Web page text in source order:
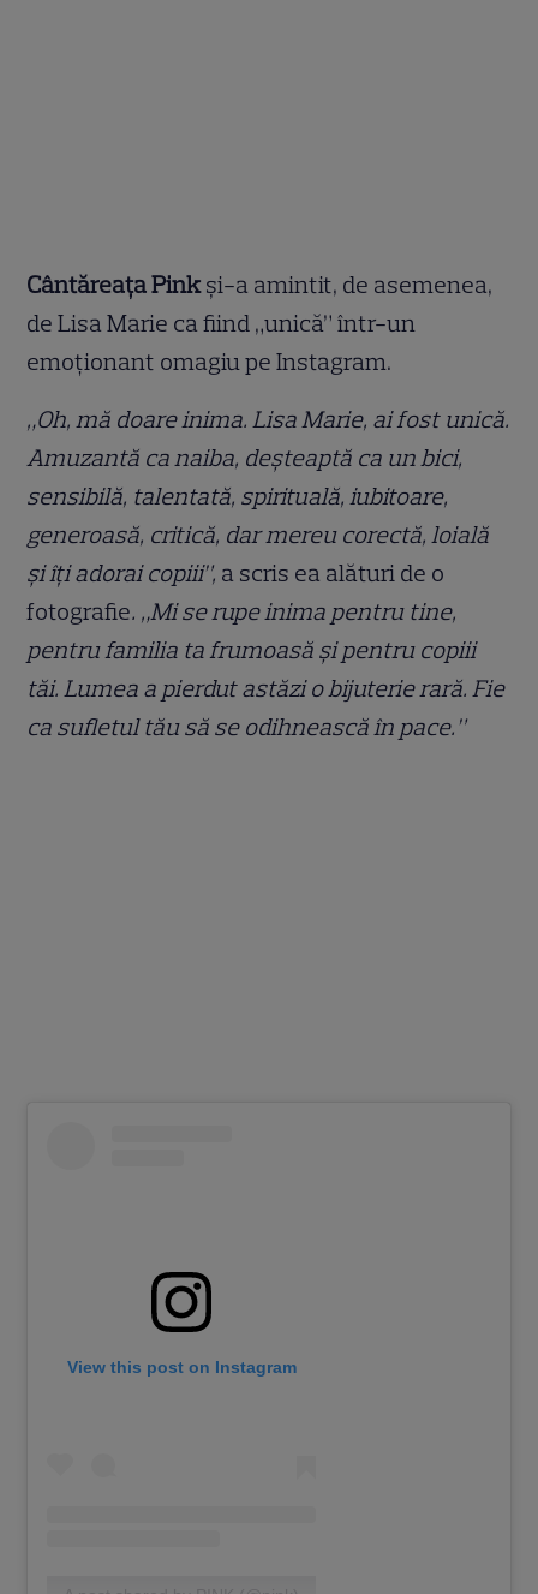
Cântăreața Pinkși-a amintit, de asemenea,
de Lisa Marie ca fiind „unică” într-un
emoționant omagiu pe Instagram.
„Oh, mă doare inima. Lisa Marie, ai fost unică.
Amuzantă ca naiba, deșteaptă ca un bici,
sensibilă, talentată, spirituală, iubitoare,
generoasă, critică, dar mereu corectă, loială
și îți adorai copiii”, a scris ea alături de o
fotografie. „Mi se rupe inima pentru tine,
pentru familia ta frumoasă și pentru copiii
tăi. Lumea a pierdut astăzi o bijuterie rară. Fie
ca sufletul tău să se odihnească în pace.”
View this post on Instagram